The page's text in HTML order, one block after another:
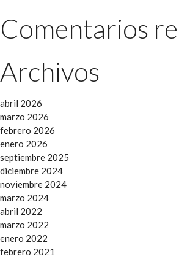
Comentarios
Archivos
abril 2026
marzo 2026
febrero 2026
enero 2026
septiembre 2025
diciembre 2024
noviembre 2024
marzo 2024
abril 2022
marzo 2022
enero 2022
febrero 2021